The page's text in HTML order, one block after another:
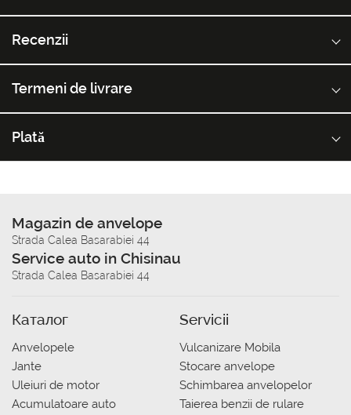
Recenzii
Termeni de livrare
Plată
Magazin de anvelope
Strada Calea Basarabiei 44
Service auto in Chisinau
Strada Calea Basarabiei 44
Каталог
Anvelopele
Jante
Uleiuri de motor
Acumulatoare auto
Servicii
Vulcanizare Mobila
Stocare anvelope
Schimbarea anvelopelor
Taierea benzii de rulare